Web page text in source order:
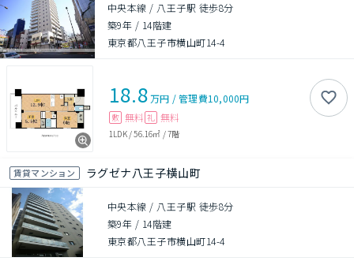
中央本線 / 八王子駅 徒歩8分
築9年 / 14階建
東京都八王子市横山町14-4
18.8万円 /管理費10,000円
敷 無料 礼 無料
1LDK/56.16㎡ /7階
賃貸マンション ラグゼナ八王子横山町
中央本線 / 八王子駅 徒歩8分
築9年 / 14階建
東京都八王子市横山町14-4